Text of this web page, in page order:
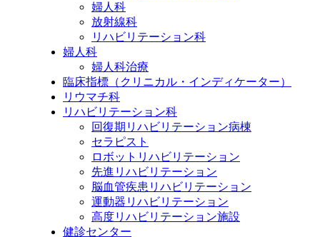
婦人科
放射線科
リハビリテーション科
婦人科
婦人科治療
臨床指標（クリニカル・インディケーター）
リウマチ科
リハビリテーション科
回復期リハビリテーション病棟
セラピスト
ロボットリハビリテーション
先進リハビリテーション
脳血管疾患リハビリテーション
運動器リハビリテーション
高度リハビリテーション施設
健診センター